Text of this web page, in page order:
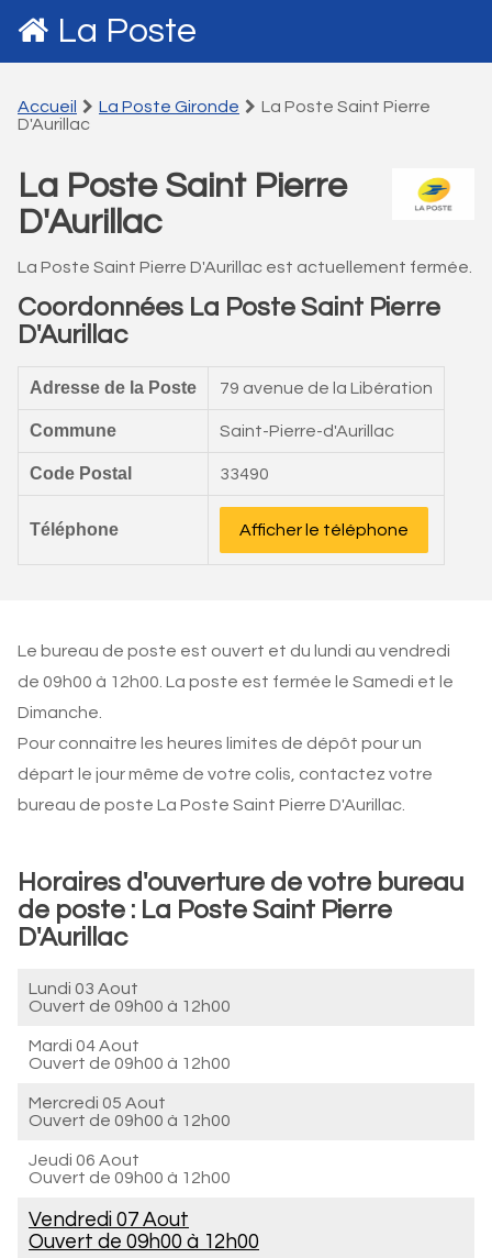
La Poste
Accueil La Poste Gironde
La Poste Saint Pierre
D'Aurillac
La Poste Saint Pierre
D'Aurillac
La Poste Saint Pierre D'Aurillac est actuellement fermée.
Coordonnées La Poste Saint Pierre
D'Aurillac
Adresse de la Poste 79 avenue de la Libération
Commune Saint-Pierre-d'Aurillac
Code Postal 33490
Téléphone Afficher le téléphone
Le bureau de poste est ouvert et du lundi au vendredi
de 09h00 à 12h00. La poste est fermée le Samedi et le
Dimanche.
Pour connaitre les heures limites de dépôt pour un
départ le jour même de votre colis, contactez votre
bureau de poste La Poste Saint Pierre D'Aurillac.
Horaires d'ouverture de votre bureau
de poste : La Poste Saint Pierre
D'Aurillac
Lundi 03 Aout
Ouvert de 09h00 à 12h00
Mardi 04 Aout
Ouvert de 09h00 à 12h00
Mercredi 05 Aout
Ouvert de 09h00 à 12h00
Jeudi 06 Aout
Ouvert de 09h00 à 12h00
Vendredi 07 Aout
Ouvert de 09h00 à 12h00